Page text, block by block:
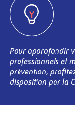
Pour approfondir
professionnels et
prévention,
disposition par la